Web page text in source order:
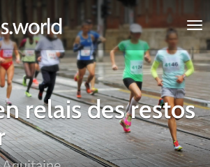
marathons.world
relais des restos